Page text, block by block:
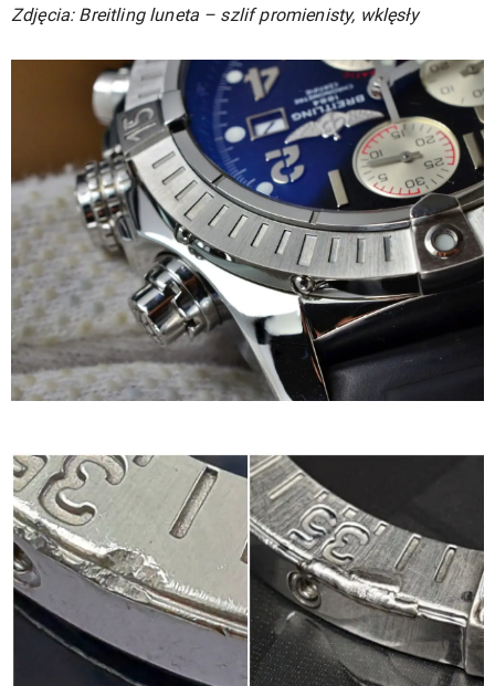
Zdjęcia: Breitling luneta – szlif promienisty, wklęsły